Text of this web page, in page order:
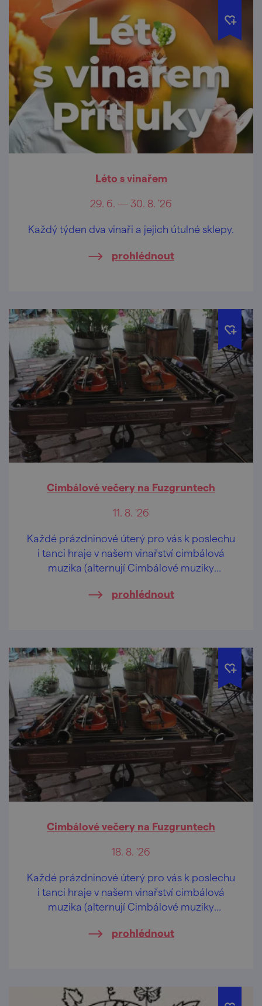
Léto s vinařem
29. 6. — 30. 8. '26
Každý týden dva vinaři a jejich útulné sklepy.
prohlédnout
Cimbálové večery na Fuzgruntech
11. 8. '26
Každé prázdninové úterý pro vás k poslechu
i tanci hraje v našem vinařství cimbálová
muzika (alternují Cimbálové muziky
prohlédnout
Cimbálové večery na Fuzgruntech
18. 8. '26
Každé prázdninové úterý pro vás k poslechu
i tanci hraje v našem vinařství cimbálová
muzika (alternují Cimbálové muziky
prohlédnout